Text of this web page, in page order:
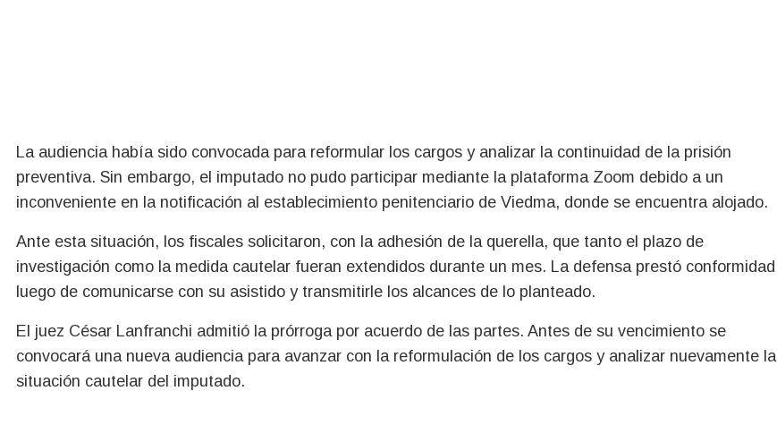
La audiencia había sido convocada para reformular los cargos y analizar la continuidad de la prisión
preventiva. Sin embargo, el imputado no pudo participar mediante la plataforma Zoom debido a un
inconveniente en la notificación al establecimiento penitenciario de Viedma, donde se encuentra alojado.
Ante esta situación, los fiscales solicitaron, con la adhesión de la querella, que tanto el plazo de
investigación como la medida cautelar fueran extendidos durante un mes. La defensa prestó conformidad
luego de comunicarse con su asistido y transmitirle los alcances de lo planteado.
El juez César Lanfranchi admitió la prórroga por acuerdo de las partes. Antes de su vencimiento se
convocará una nueva audiencia para avanzar con la reformulación de los cargos y analizar nuevamente la
situación cautelar del imputado.